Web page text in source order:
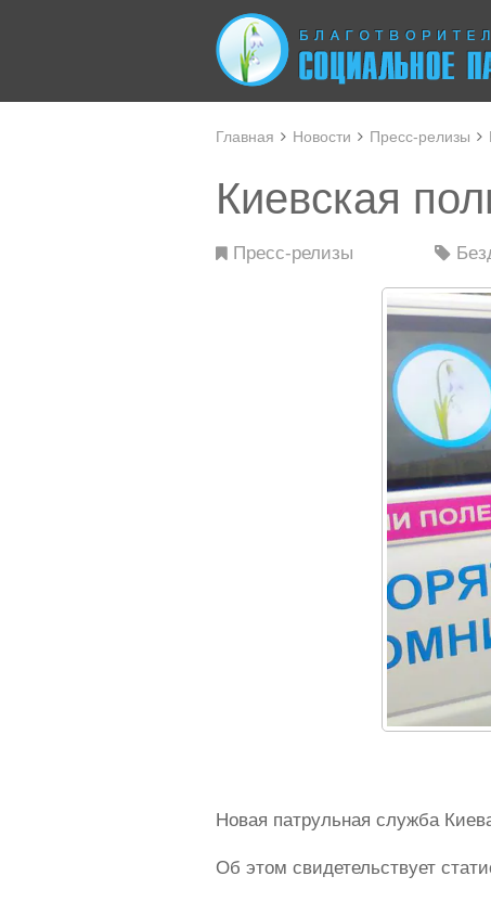
Главная Новости Пресс-релизы
Киевская
Пресс-релизы
Новая патрульная служба
Об этом свидетельствует